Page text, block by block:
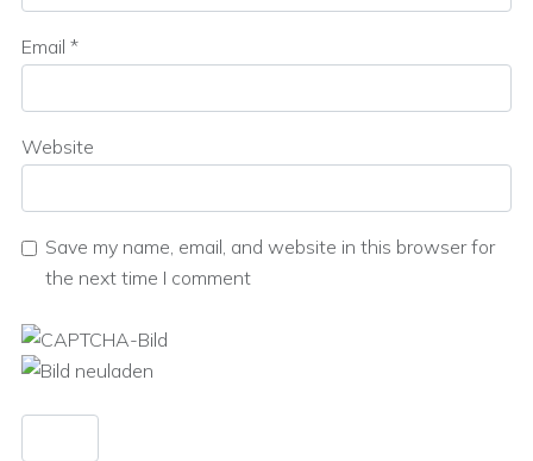
Email *
Website
Save my name, email, and website in this browser for
the next time I comment